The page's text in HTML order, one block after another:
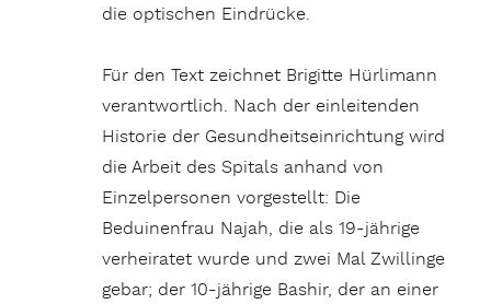
die optischen Eindrücke.
Für den Text zeichnet Brigitte Hürlimann
verantwortlich. Nach der einleitenden
Historie der Gesundheitseinrichtung wird
die Arbeit des Spitals anhand von
Einzelpersonen vorgestellt: Die
Beduinenfrau Najah, die als 19-jährige
verheiratet wurde und zwei Mal Zwillinge
gebar; der 10-jährige Bashir, der an einer